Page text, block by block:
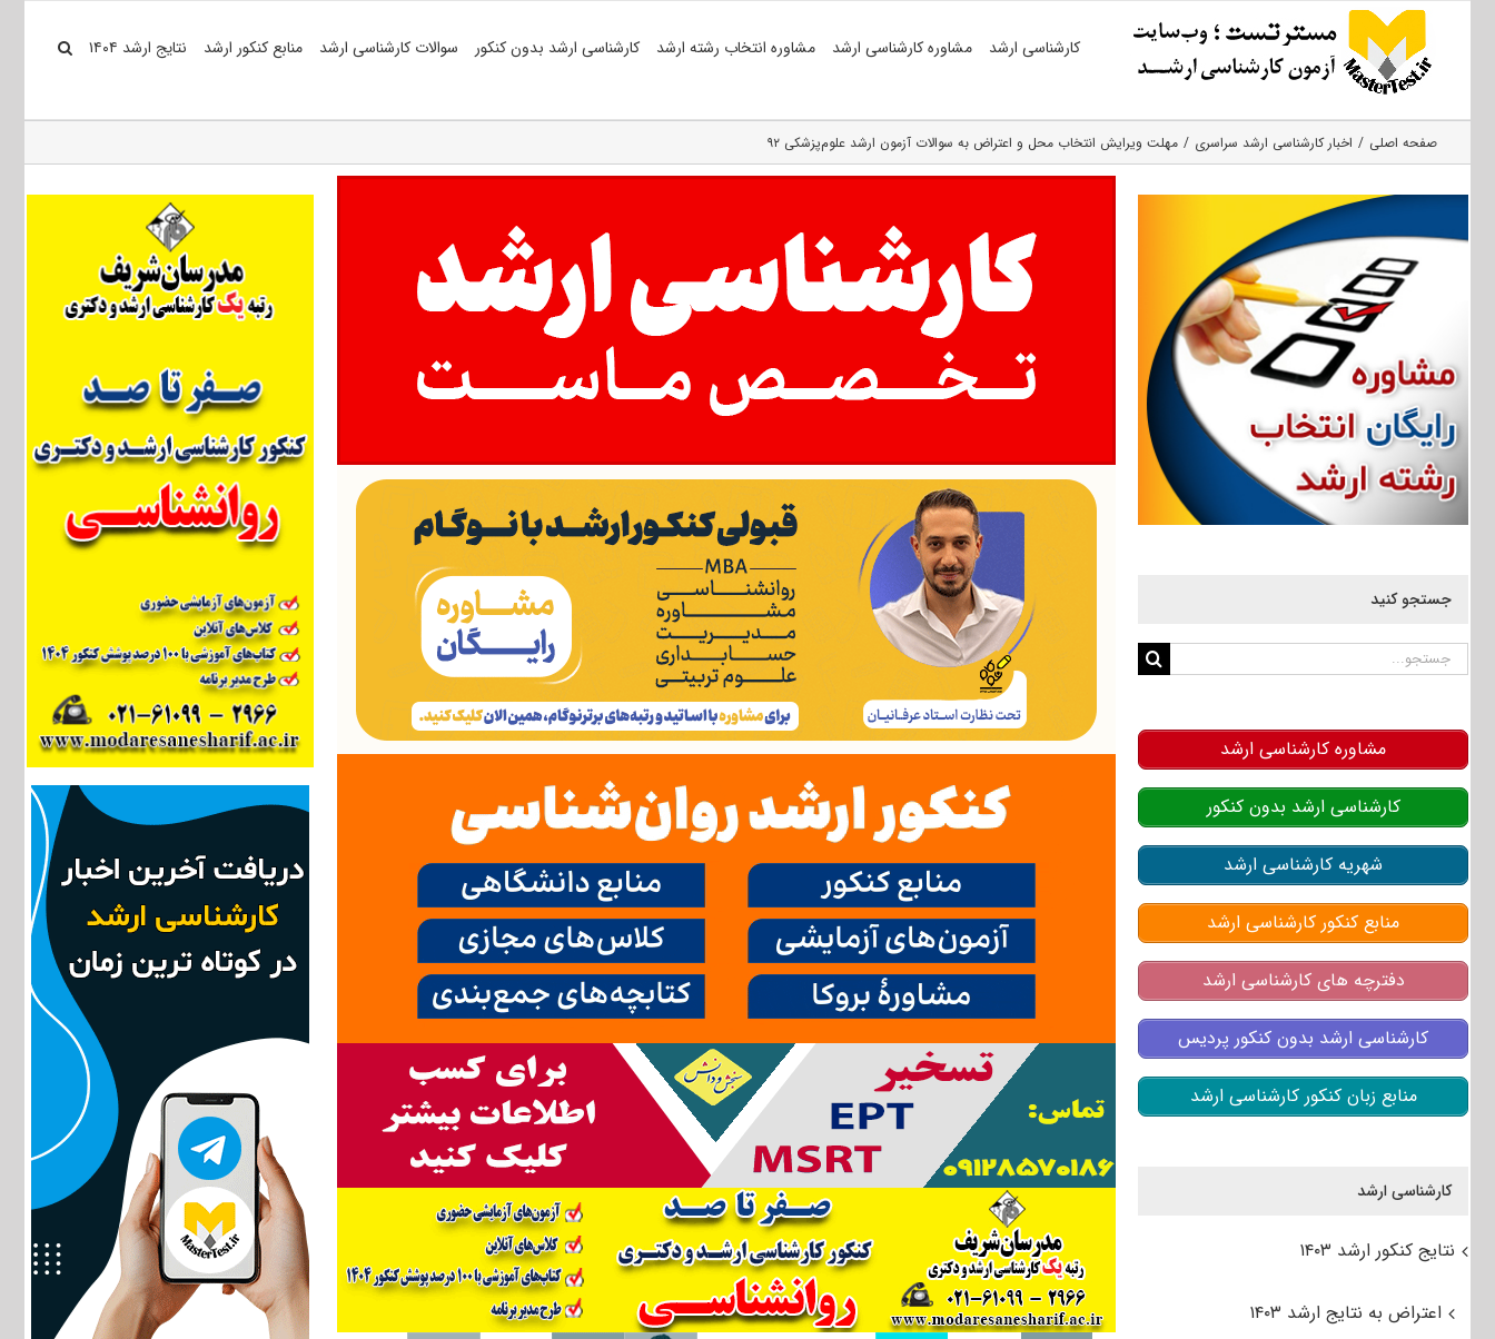
کارشناسی ارشد مشاوره کارشناسی ارشد مشاوره انتخاب رشته ارشد کارشناسی ارشد بدون کنکور سوالات کارشناسی ارشد منابع کنکور ارشد نتایج ارشد ۱۴۰۴
صفحه اصلی اخبار کارشناسی ارشد سراسری مهلت ویرایش انتخاب محل و اعتراض به سوالات آزمون ارشد علوم‌پزشکی ۹۲
جستجو کنید
جستجو
مشاوره کارشناسی ارشد
کارشناسی ارشد بدون کنکور
شهریه کارشناسی ارشد
منابع کنکور کارشناسی ارشد
دفترچه های کارشناسی ارشد
کارشناسی ارشد بدون کنکور پردیس
منابع زبان کنکور کارشناسی ارشد
کارشناسی ارشد
نتایج کنکور ارشد ۱۴۰۳
اعتراض به نتایج ارشد ۱۴۰۳